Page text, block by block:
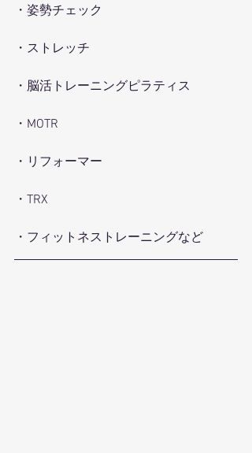
・姿勢チェック
・ストレッチ
・脳活トレーニングピラティス
・MOTR
・リフォーマー
・TRX
・フィットネストレーニングなど